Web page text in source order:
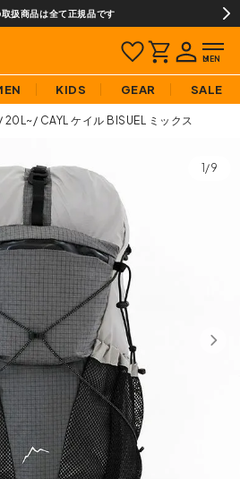
扱商品は全て正規品です
KIDS GEAR SALE
20L~ CAYL ケイル BISUEL ミックス
1/9